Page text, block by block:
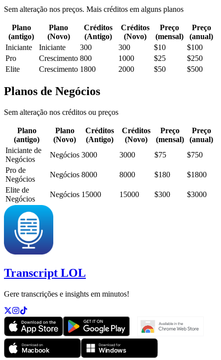
Sem alteração nos preços. Mais créditos em alguns planos
Plano
(antigo)
Plano
(Novo)
Créditos
(Antigo)
Créditos
(Novo)
Preço
(mensal)
Preço
(anual)
Iniciante
Iniciante 300 300 $10
$100
Pro
Crescimento 800 1000 $25
$250
Elite
Crescimento 1800 2000 $50 $500
Planos de Negócios
Sem alteração nos créditos ou preços
Plano
(antigo)
Plano
(Novo)
Créditos
(Antigo)
Créditos
(Novo)
Preço
(mensal)
Preço
(anual)
Iniciante de
Negócios
Negócios 3000 3000 $75
$750
Pro de
Negócios
Negócios 8000 8000 $180
$1800
Elite de
Negócios
Negócios 15000 15000 $300 $3000
Transcript LOL
Gere transcrições e insights em minutos!